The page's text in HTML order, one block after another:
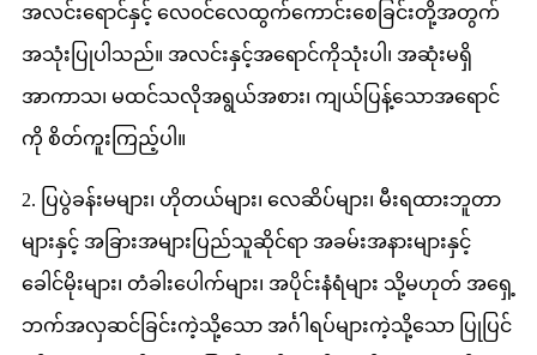
အလင်းရောင်နှင့် လေ၀င်လေထွက်ကောင်းစေခြင်းတို့အတွက်
အသုံးပြုပါသည်။ အလင်းနှင့်အရောင်ကိုသုံးပါ၊ အဆုံးမရှိ
အာကာသ၊ မထင်သလိုအရွယ်အစား၊ ကျယ်ပြန့်သောအရောင်
ကို စိတ်ကူးကြည့်ပါ။
2. ပြပွဲခန်းမများ၊ ဟိုတယ်များ၊ လေဆိပ်များ၊ မီးရထားဘူတာ
များနှင့် အခြားအများပြည်သူဆိုင်ရာ အခမ်းအနားများနှင့်
ခေါင်မိုးများ၊ တံခါးပေါက်များ၊ အပိုင်းနံရံများ သို့မဟုတ် အရှေ့
ဘက်အလှဆင်ခြင်းကဲ့သို့သော အင်္ဂါရပ်များကဲ့သို့သော ပြုပြင်